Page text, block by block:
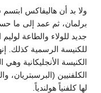
ولا بد أن هاليفاكس
برلمان، ثم عمد إلى ما
جديد للولاء والطاعة
للكنيسة الرسمية كذلك.
الكنيسة الأنجليكانية
الكلفنيين (البرسبتريان،
لها كلفنياً هولندياً.